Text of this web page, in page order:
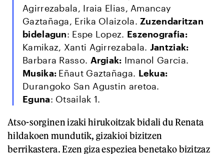
Agirrezabala, Iraia Elias, Amancay
Gaztañaga, Erika Olaizola. Zuzendaritzan
bidelagun: Espe Lopez. Eszenografia:
Kamikaz, Xanti Agirrezabala. Jantziak:
Barbara Rasso. Argiak: Imanol Garcia.
Musika: Eñaut Gaztañaga. Lekua:
Durangoko San Agustin aretoa.
Eguna: Otsailak 1.
Atso-sorginen izaki hirukoitzak bidali du Renata
hildakoen mundutik, gizakioi bizitzen
berrikastera. Ezen giza espeziea benetako bizitzaz